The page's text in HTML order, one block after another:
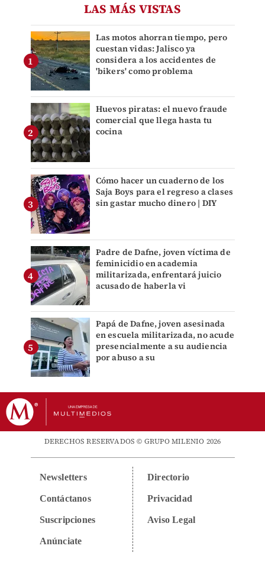
LAS MÁS VISTAS
Las motos ahorran tiempo, pero
cuestan vidas: Jalisco ya
considera a los accidentes de
'bikers' como problema
Huevos piratas: el nuevo fraude
comercial que llega hasta tu
cocina
Cómo hacer un cuaderno de los
Saja Boys para el regreso a clases
sin gastar mucho dinero | DIY
Padre de Dafne, joven víctima de
feminicidio en academia
militarizada, enfrentará juicio
acusado de haberla vi
Papá de Dafne, joven asesinada
en escuela militarizada, no acude
presencialmente a su audiencia
por abuso a su
DERECHOS RESERVADOS © GRUPO MILENIO 2026
Newsletters
Contáctanos
Suscripciones
Anúnciate
Directorio
Privacidad
Aviso Legal